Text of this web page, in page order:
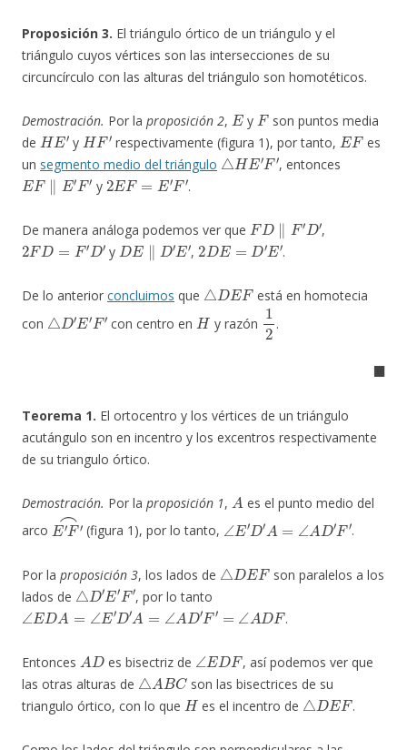
Proposición 3. El triángulo órtico de un triángulo y el
triángulo cuyos vértices son las intersecciones de su
circuncírculo con las alturas del triángulo son homotéticos.
Demostración. Por la proposición 2,
E
y
F
son puntos media
de
HE′
y
HF′
respectivamente (figura 1), por tanto,
EF
es
un segmento medio del triángulo
△HE′F′
, entonces
EF∥E′F′
y
2EF=E′F′
.
De manera análoga podemos ver que
FD∥ F D′
,
2FD=F′D′
y
DE∥D′E′
,
2DE=D ′E′
.
De lo anterior concluimos que
△ DEF
está en homotecia
con
△ D′E′F′
con centro en
H
y razón
12
.
◼
Teorema 1. El ortocentro y los vértices de un triángulo
acutángulo son en incentro y los excentros respectivamente
de su triangulo órtico.
Demostración. Por la proposición 1,
A
es el punto medio del
arco
′F′⌢
(figura 1), por lo tanto,
′D ′A
.
Por la proposición 3, los lados de
son paralelos a los
lados de
△D′E′F′
, por lo tanto
∠ED A= ∠E′ D′A=∠AD′F ′=∠A D
.
Entonces es bisectriz de
, así podemos ver que
las otras alturas de
△ABC
son las bisectrices de su
triangulo órtico, con lo que
H
es el incentro de
△DE
.